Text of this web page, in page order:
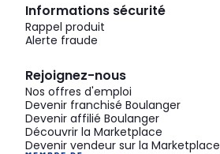
Informations sécurité
Rappel produit
Alerte fraude
Rejoignez-nous
Nos offres d'emploi
Devenir franchisé Boulanger
Devenir affilié Boulanger
Découvrir la Marketplace
Devenir vendeur sur la Marketplace